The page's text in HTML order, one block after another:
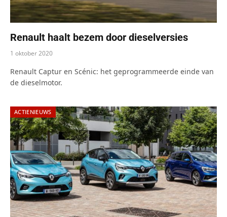
Renault haalt bezem door dieselversies
1 oktober 2020
Renault Captur en Scénic: het geprogrammeerde einde van
de dieselmotor.
ACTIENIEUWS